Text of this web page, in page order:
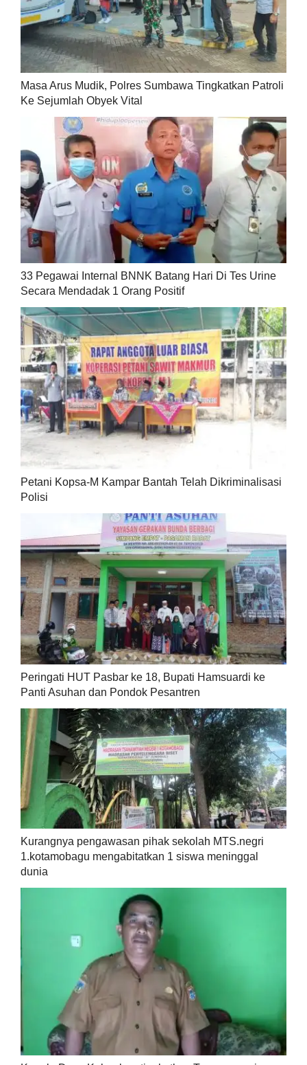
Masa Arus Mudik, Polres Sumbawa Tingkatkan Patroli
Ke Sejumlah Obyek Vital
33 Pegawai Internal BNNK Batang Hari Di Tes Urine
Secara Mendadak 1 Orang Positif
Petani Kopsa-M Kampar Bantah Telah Dikriminalisasi
Polisi
Peringati HUT Pasbar ke 18, Bupati Hamsuardi ke
Panti Asuhan dan Pondok Pesantren
Kurangnya pengawasan pihak sekolah MTS.negri
1.kotamobagu mengabitatkan 1 siswa meninggal
dunia